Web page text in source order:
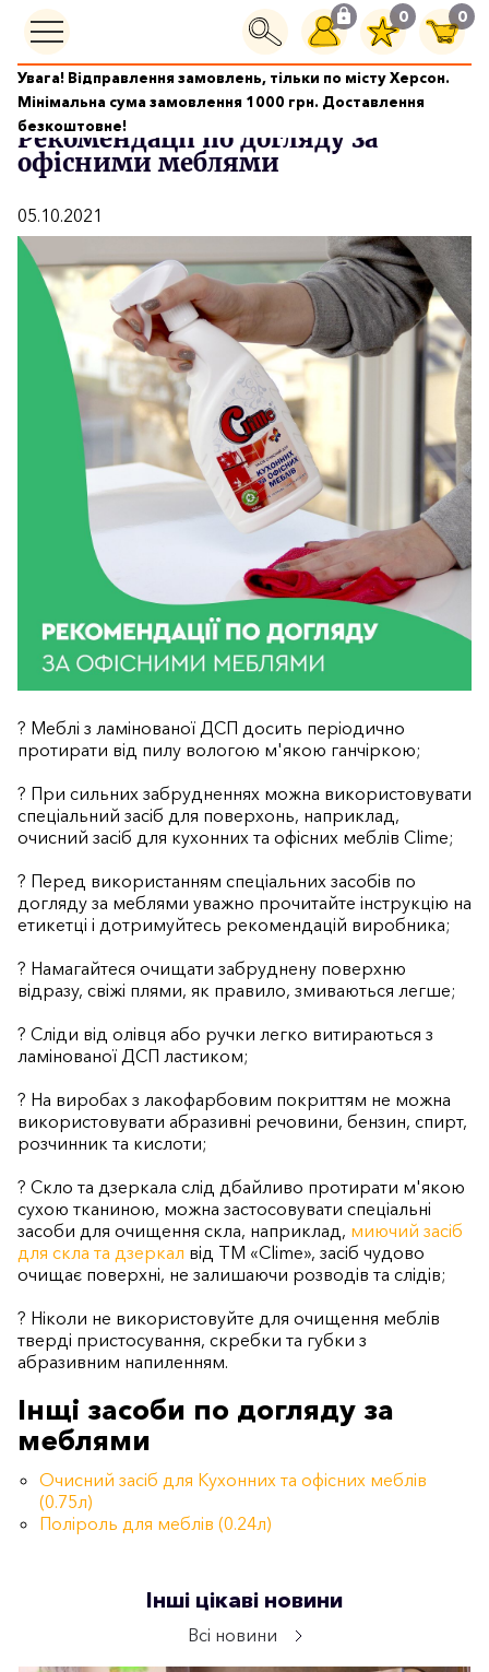
0 0
Увага! Відправлення замовлень, тільки по місту Херсон.
Мінімальна сума замовлення 1000 грн. Доставлення
безкоштовне!
Новини Рекомендації по догляду за офісними меблями
Рекомендації по догляду за
офісними меблями
05.10.2021
? Меблі з ламінованої ДСП досить періодично
протирати від пилу вологою м'якою ганчіркою;
? При сильних забрудненнях можна використовувати
спеціальний засіб для поверхонь, наприклад,
очисний засіб для кухонних та офісних меблів Clime;
? Перед використанням спеціальних засобів по
догляду за меблями уважно прочитайте інструкцію на
етикетці і дотримуйтесь рекомендацій виробника;
? Намагайтеся очищати забруднену поверхню
відразу, свіжі плями, як правило, змиваються легше;
? Сліди від олівця або ручки легко витираються з
ламінованої ДСП ластиком;
? На виробах з лакофарбовим покриттям не можна
використовувати абразивні речовини, бензин, спирт,
розчинник та кислоти;
? Скло та дзеркала слід дбайливо протирати м'якою
сухою тканиною, можна застосовувати спеціальні
засоби для очищення скла, наприклад, миючий засіб
для скла та дзеркал від TM «Clime», засіб чудово
очищає поверхні, не залишаючи розводів та слідів;
? Ніколи не використовуйте для очищення меблів
тверді пристосування, скребки та губки з
абразивним напиленням.
Інщі засоби по догляду за
меблями
Очисний засіб для Кухонних та офісних меблів
(0.75л)
Поліроль для меблів (0.24л)
Інші цікаві новини
Всі новини